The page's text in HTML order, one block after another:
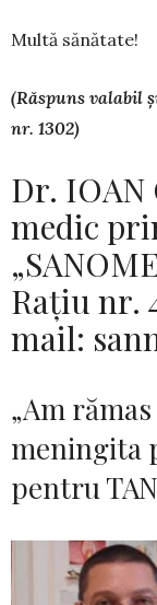
Multă sănătate!
(Răspuns valabil
nr. 1302)
Dr. IOAN
medic
Rațiu nr.
mail:
„Am
meningita
pentru